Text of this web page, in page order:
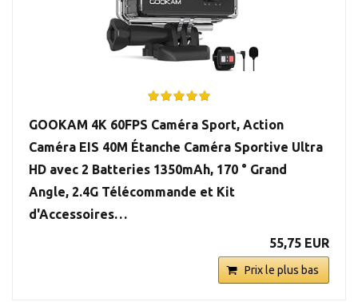
GOOKAM 4K 60FPS Caméra Sport, Action
Caméra EIS 40M Étanche Caméra Sportive Ultra
HD avec 2 Batteries 1350mAh, 170 ° Grand
Angle, 2.4G Télécommande et Kit
d'Accessoires…
55,75 EUR
Prix le plus bas